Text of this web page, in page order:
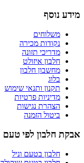
מידע נוסף
משלוחים
נקודות מכירה
מדריכי תזונה
חלבון איזולט
מחשבון חלבון
בלוג
תקנון ותנאי שימוש
מדיניות פרטיות
הצהרת נגישות
ביטול הזמנה
אבקת חלבון לפי טעם
חלבון בטעם וניל